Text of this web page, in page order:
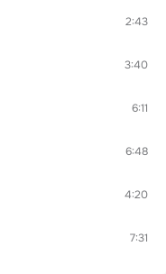
2:43
3:40
6:11
6:48
4:20
7:31